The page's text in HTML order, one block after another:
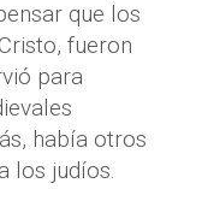
que los
fueron
para
había otros
los judíos.